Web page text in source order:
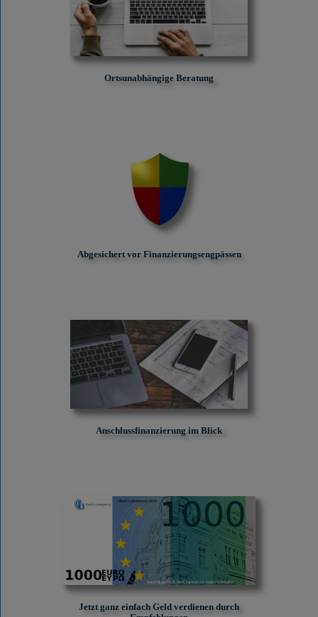
Ortsunabhängige Beratung
Abgesichert vor Finanzierungs­engpässen
Anschlussfinanzierung im Blick
Jetzt ganz einfach Geld verdienen durch